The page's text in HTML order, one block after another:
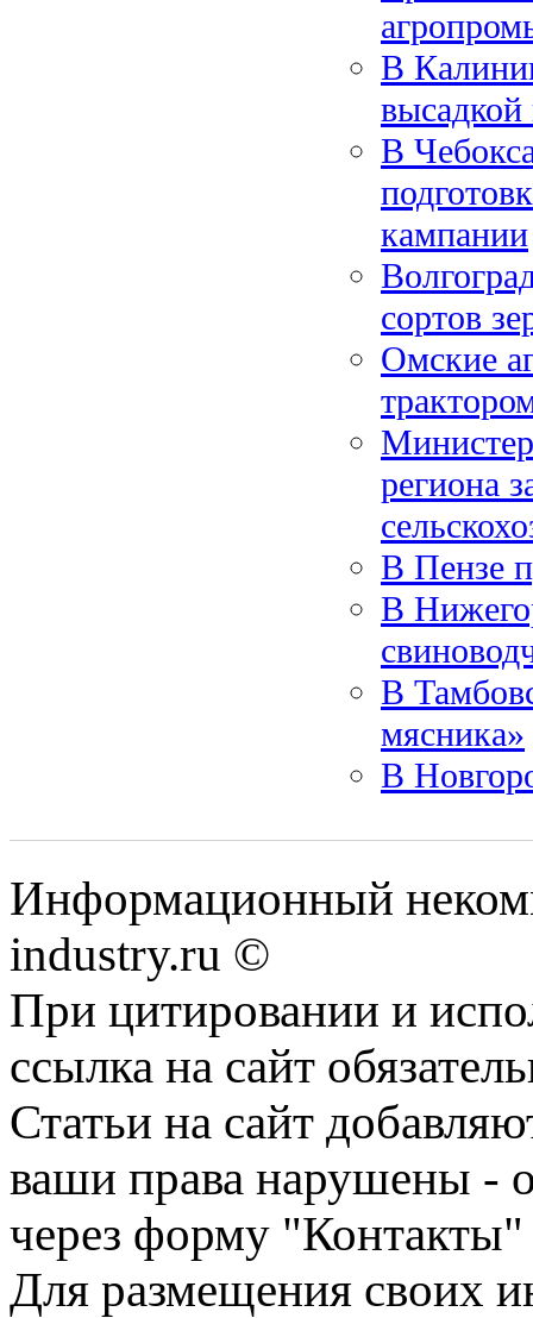
В
В
кампании
сортов
Омские
региона
В Пензе
В
В
мясника»
В
Информационный
industry.ru ©
При цитировании и
ссылка на сайт
Статьи на сайт
ваши права нарушены -
через форму "Контакты"
Для размещения своих